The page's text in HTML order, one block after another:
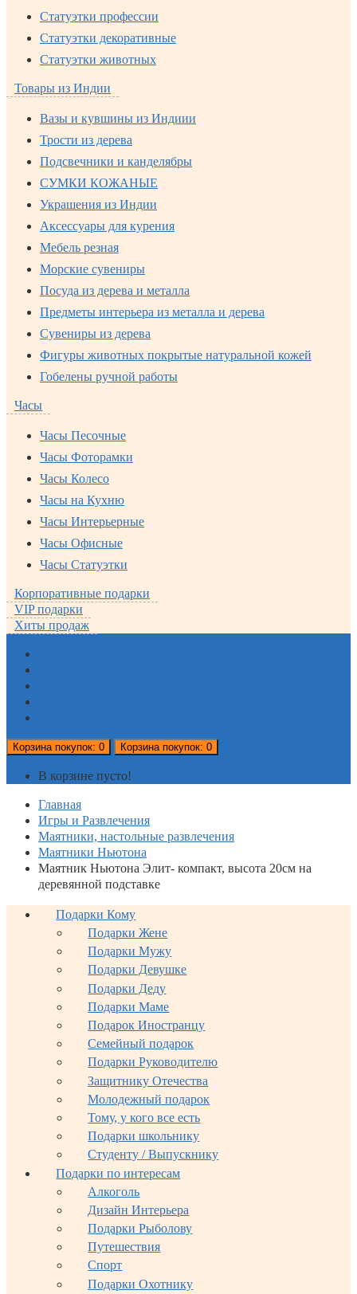
Статуэтки профессии
Статуэтки декоративные
Статуэтки животных
Товары из Индии
Вазы и кувшины из Индиии
Трости из дерева
Подсвечники и канделябры
СУМКИ КОЖАНЫЕ
Украшения из Индии
Аксессуары для курения
Мебель резная
Морские сувениры
Посуда из дерева и металла
Предметы интерьера из металла и дерева
Сувениры из дерева
Фигуры животных покрытые натуральной кожей
Гобелены ручной работы
Часы
Часы Песочные
Часы Фоторамки
Часы Колесо
Часы на Кухню
Часы Интерьерные
Часы Офисные
Часы Статуэтки
Корпоративные подарки
VIP подарки
Хиты продаж
Корзинапокупок: 0 Корзинапокупок: 0
В корзине пусто!
Главная
Игры и Развлечения
Маятники, настольные развлечения
Маятники Ньютона
Маятник Ньютона Элит- компакт, высота 20см на
деревянной подставке
Подарки Кому
Подарки Жене
Подарки Мужу
Подарки Девушке
Подарки Деду
Подарки Маме
Подарок Иностранцу
Семейный подарок
Подарки Руководителю
Защитнику Отечества
Молодежный подарок
Тому, у кого все есть
Подарки школьнику
Студенту / Выпускнику
Подарки по интересам
Алкоголь
Дизайн Интерьера
Подарки Рыболову
Путешествия
Спорт
Подарки Охотнику